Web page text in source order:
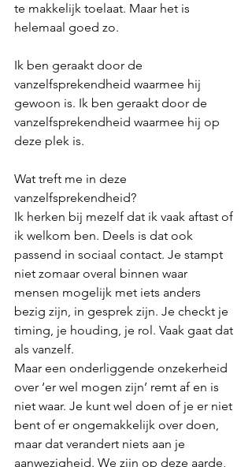
te makkelijk toelaat. Maar het is
helemaal goed zo.
Ik ben geraakt door de
vanzelfsprekendheid waarmee hij
gewoon is. Ik ben geraakt door de
vanzelfsprekendheid waarmee hij op
deze plek is.
Wat treft me in deze
vanzelfsprekendheid?
Ik herken bij mezelf dat ik vaak aftast of
ik welkom ben. Deels is dat ook
passend in sociaal contact. Je stampt
niet zomaar overal binnen waar
mensen mogelijk met iets anders
bezig zijn, in gesprek zijn. Je checkt je
timing, je houding, je rol. Vaak gaat dat
als vanzelf.
Maar een onderliggende onzekerheid
over ‘er wel mogen zijn’ remt af en is
niet waar. Je kunt wel doen of je er niet
bent of er ongemakkelijk over doen,
maar dat verandert niets aan je
aanwezigheid. We zijn op deze aarde,